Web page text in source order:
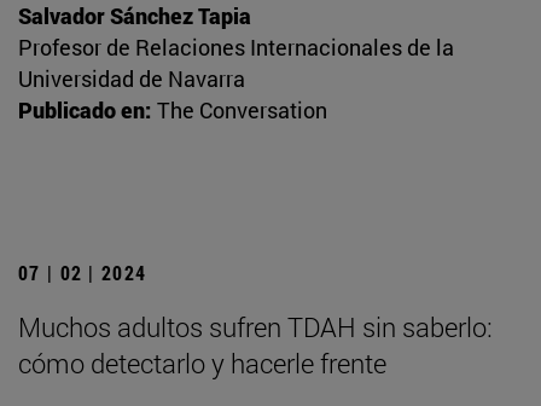
Salvador Sánchez Tapia
Profesor de Relaciones Internacionales de la
Universidad de Navarra
Publicado en: The Conversation
07 | 02 | 2024
Muchos adultos sufren TDAH sin saberlo:
cómo detectarlo y hacerle frente